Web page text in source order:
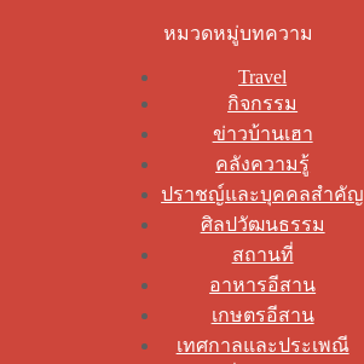
หมวดหมู่บทความ
Travel
กิจกรรม
ข่าวบ้านเฮา
คลังความรู้
ปราชญ์และบุคคลสำคัญ
ศิลปวัฒนธรรม
สถานที่
อาหารอีสาน
เกษตรอีสาน
เทศกาลและประเพณี